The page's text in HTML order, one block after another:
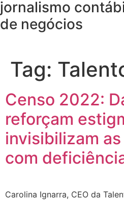
jornalismo
de negócios
Tag:
Censo 2022:
reforçam
invisibilizam
com
Carolina Ignarra, CEO da